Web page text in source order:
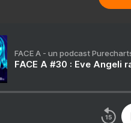
FACE A - un podcast
FACE A #30 : Eve Angeli